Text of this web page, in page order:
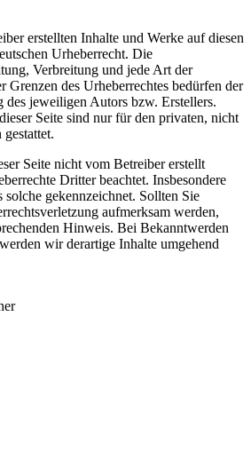
erstellten Inhalte und Werke auf diesen
Urheberrecht. Die
Verbreitung und jede Art der
Grenzen des Urheberrechtes bedürfen der
jeweiligen Autors bzw. Erstellers.
Seite sind nur für den privaten, nicht
Seite nicht vom Betreiber erstellt
Dritter beachtet. Insbesondere
gekennzeichnet. Sollten Sie
aufmerksam werden,
Hinweis. Bei Bekanntwerden
wir derartige Inhalte umgehend